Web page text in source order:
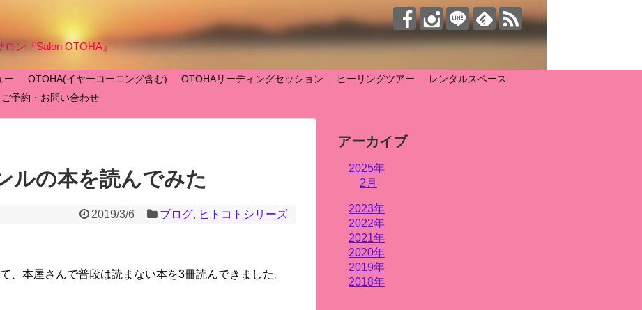
ン『Salon OTOHA』
ー OTOHA(イヤーコーニング含む) OTOHAリーディングセッション ヒーリングツアー
レンタルスペース
ご予約・お問い合わせ
ルの本を読んでみた
2019/3/6 ブログ, ヒトコトシリーズ
、本屋さんで普段は読まない本を3冊読んできました。
アーカイブ
2025年
2月
2023年
2022年
2021年
2020年
2019年
2018年